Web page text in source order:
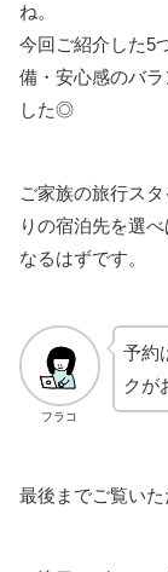
ね。
今回ご紹介した5
備・安心感のバ
した◎
ご家族の旅行ス
りの宿泊先を選
なるはずです。
フラコ
予約
クが
最後までご覧いた